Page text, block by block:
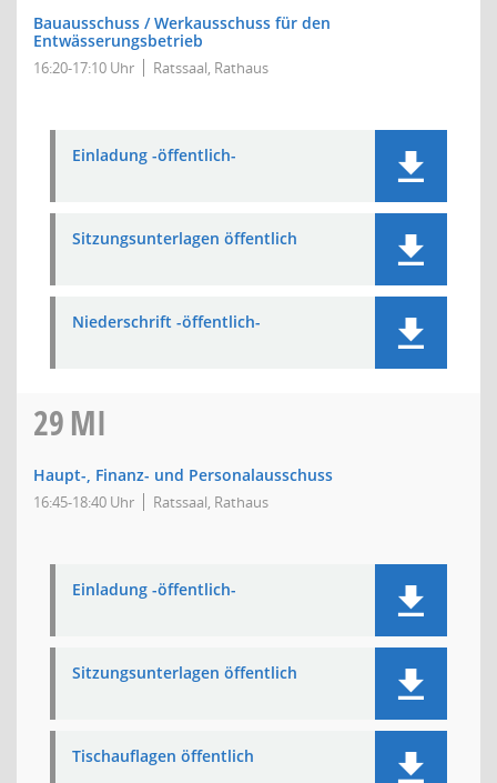
Bauausschuss / Werkausschuss für den
Entwässerungsbetrieb
16:20-17:10 Uhr Ratssaal, Rathaus
Einladung -öffentlich-
Sitzungsunterlagen öffentlich
Niederschrift -öffentlich-
29MI
Haupt-, Finanz- und Personalausschuss
16:45-18:40 Uhr Ratssaal, Rathaus
Einladung -öffentlich-
Sitzungsunterlagen öffentlich
Tischauflagen öffentlich